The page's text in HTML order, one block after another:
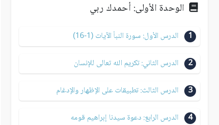
الوحدة الأولى: أحمدك ربي
1 الدرس الأول: سورة النبأ الآيات (1-16)
2 الدرس الثاني: تكريم الله تعالى للإنسان
3 الدرس الثالث: تطبيقات على الإظهار والإدغام
4 الدرس الرابع: دعوة سيدنا إبراهيم قومه